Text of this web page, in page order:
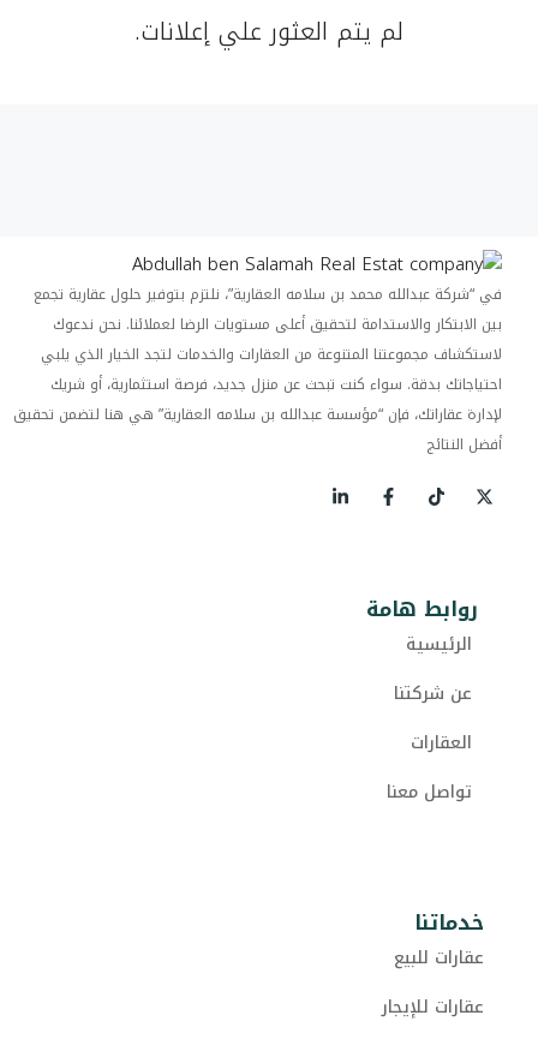
لم يتم العثور علي إعلانات.
في “شركة عبدالله محمد بن سلامه العقارية”، نلتزم بتوفير حلول عقارية تجمع
بين الابتكار والاستدامة لتحقيق أعلى مستويات الرضا لعملائنا. نحن ندعوك
لاستكشاف مجموعتنا المتنوعة من العقارات والخدمات لتجد الخيار الذي يلبي
احتياجاتك بدقة. سواء كنت تبحث عن منزل جديد، فرصة استثمارية، أو شريك
لإدارة عقاراتك، فإن “مؤسسة عبدالله بن سلامه العقارية” هي هنا لتضمن تحقيق
أفضل النتائج
روابط هامة
الرئيسية
عن شركتنا
العقارات
تواصل معنا
خدماتنا
عقارات للبيع
عقارات للإيجار